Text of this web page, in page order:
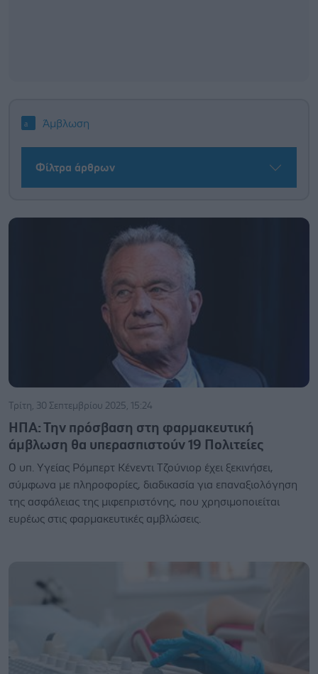
Άμβλωση
Φίλτρα άρθρων
Τρίτη, 30 Σεπτεμβρίου 2025, 15:24
ΗΠΑ: Την πρόσβαση στη φαρμακευτική
άμβλωση θα υπερασπιστούν 19 Πολιτείες
Ο υπ. Υγείας Ρόμπερτ Κένεντι Τζούνιορ έχει ξεκινήσει,
σύμφωνα με πληροφορίες, διαδικασία για επαναξιολόγηση
της ασφάλειας της μιφεπριστόνης, που χρησιμοποιείται
ευρέως στις φαρμακευτικές αμβλώσεις.